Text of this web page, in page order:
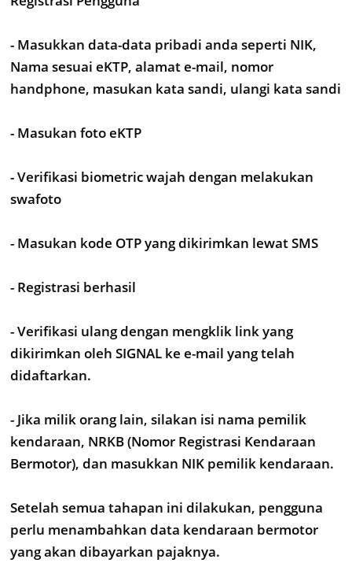
- Masukkan data-data pribadi anda seperti NIK,
Nama sesuai eKTP, alamat e-mail, nomor
handphone, masukan kata sandi, ulangi kata sandi
- Masukan foto eKTP
- Verifikasi biometric wajah dengan melakukan
swafoto
- Masukan kode OTP yang dikirimkan lewat SMS
- Registrasi berhasil
- Verifikasi ulang dengan mengklik link yang
dikirimkan oleh SIGNAL ke e-mail yang telah
didaftarkan.
- Jika milik orang lain, silakan isi nama pemilik
kendaraan, NRKB (Nomor Registrasi Kendaraan
Bermotor), dan masukkan NIK pemilik kendaraan.
Setelah semua tahapan ini dilakukan, pengguna
perlu menambahkan data kendaraan bermotor
yang akan dibayarkan pajaknya.